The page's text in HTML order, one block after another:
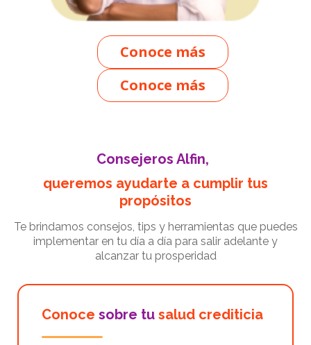
Conoce más
Conoce más
Consejeros Alfin,
queremos ayudarte a cumplir tus
propósitos
Te brindamos consejos, tips y herramientas que puedes
implementar en tu día a día para salir adelante y
alcanzar tu prosperidad
Conoce sobre tu salud crediticia